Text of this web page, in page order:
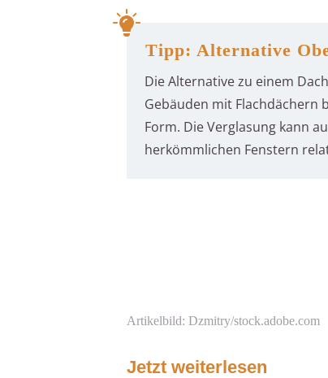
Tipp: Alternative
Die Alternative zu einem
Gebäuden mit Flachdächern
Form. Die Verglasung kann
herkömmlichen Fenstern
Artikelbild: Dzmitry/stock.adobe.com
Jetzt weiterlesen